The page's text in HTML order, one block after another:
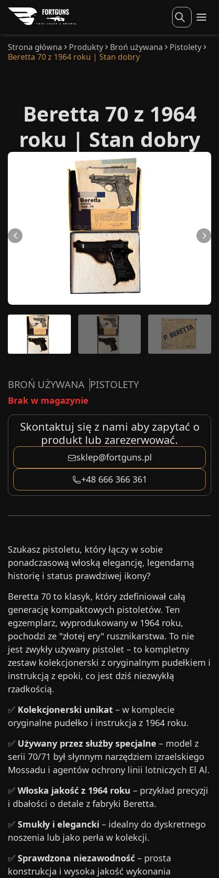
Strona główna Produkty Broń używana
Pistolety
Beretta 70 z 1964 roku | Stan dobry
Beretta 70 z 1964
roku | Stan dobry
BROŃ UŻYWANA PISTOLETY
Brak w magazynie
Skontaktuj się z nami aby zapytać o
produkt lub zarezerwować.
sklep@fortguns.pl
+48 666 366 361
Szukasz pistoletu, który łączy w sobie
ponadczasową włoską elegancję, legendarną
historię i status prawdziwej ikony?
Beretta 70 to klasyk, który zdefiniował całą
generację kompaktowych pistoletów. Ten
egzemplarz, wyprodukowany w 1964 roku,
pochodzi ze "złotej ery" rusznikarstwa. To nie
jest zwykły używany pistolet – to kompletny
zestaw kolekcjonerski z oryginalnym pudełkiem i
instrukcją z epoki, co jest dziś niezwykłą
rzadkością.
✅ Kolekcjonerski unikat – w komplecie
oryginalne pudełko i instrukcja z 1964 roku.
✅ Używany przez służby specjalne – model z
serii 70/71 był słynnym narzędziem izraelskiego
Mossadu i agentów ochrony linii lotniczych El Al.
✅ Włoska jakość z 1964 roku – przykład precyzji
i dbałości o detale z fabryki Beretta.
✅ Smukły i elegancki – idealny do dyskretnego
noszenia lub jako perła w kolekcji.
✅ Sprawdzona niezawodność – prosta
konstrukcja i wysoka jakość wykonania